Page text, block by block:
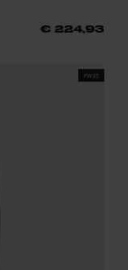
€ 224,93
FW25